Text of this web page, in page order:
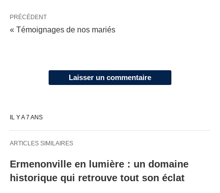
PRÉCÉDENT
« Témoignages de nos mariés
Laisser un commentaire
IL Y A 7 ANS
ARTICLES SIMILAIRES
Ermenonville en lumière : un domaine
historique qui retrouve tout son éclat